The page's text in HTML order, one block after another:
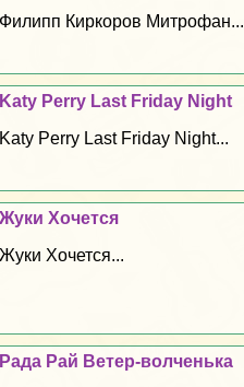
Филипп Киркоров Митрофан...
Katy Perry Last Friday Night
Katy Perry Last Friday Night...
Жуки Хочется
Жуки Хочется...
Рада Рай Ветер-волченька